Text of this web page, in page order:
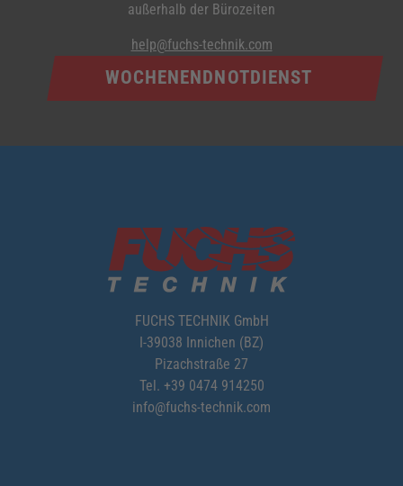
außerhalb der Bürozeiten
help@fuchs-technik.com
WOCHENEND­NOTDIENST
FUCHS TECHNIK GmbH
I-39038 Innichen (BZ)
Pizachstraße 27
Tel. +39 0474 914250
info@fuchs-technik.com